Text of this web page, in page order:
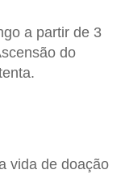
a partir de 3
do
vida de doação